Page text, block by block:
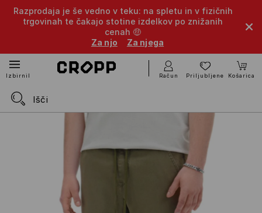
Razprodaja je še vedno v teku: na spletu in v fizičnih
trgovinah te čakajo stotine izdelkov po znižanih
cenah 🤑
Za njo
Za njega
Izbirnik Račun Priljubljene Košarica